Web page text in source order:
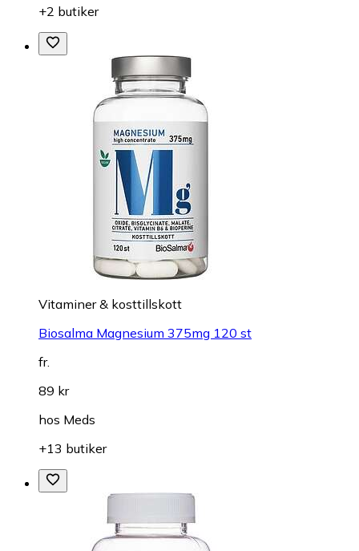
+2 butiker
Vitaminer & kosttillskott
Biosalma Magnesium 375mg 120 st
fr.
89 kr
hos Meds
+13 butiker